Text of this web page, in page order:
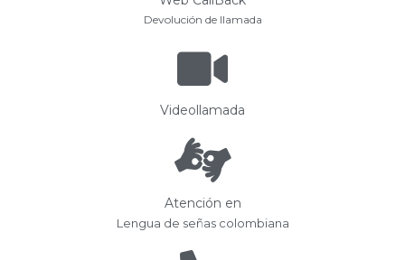
Devolución de llamada
Videollamada
Atención en
Lengua de señas colombiana